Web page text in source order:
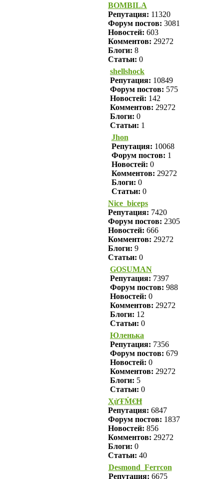
BOMBILA
Репутация: 11320
Форум постов: 3081
Новостей: 603
Комментов: 29272
Блоги: 8
Статьи: 0
shellshock
Репутация: 10849
Форум постов: 575
Новостей: 142
Комментов: 29272
Блоги: 0
Статьи: 1
Jhon
Репутация: 10068
Форум постов: 1
Новостей: 0
Комментов: 29272
Блоги: 0
Статьи: 0
Nice_biceps
Репутация: 7420
Форум постов: 2305
Новостей: 666
Комментов: 29272
Блоги: 9
Статьи: 0
GOSUMAN
Репутация: 7397
Форум постов: 988
Новостей: 0
Комментов: 29272
Блоги: 12
Статьи: 0
Юленька
Репутация: 7356
Форум постов: 679
Новостей: 0
Комментов: 29272
Блоги: 5
Статьи: 0
ҲửŦṀ€Ħ
Репутация: 6847
Форум постов: 1837
Новостей: 856
Комментов: 29272
Блоги: 0
Статьи: 40
Desmond_Ferrcon
Репутация: 6675